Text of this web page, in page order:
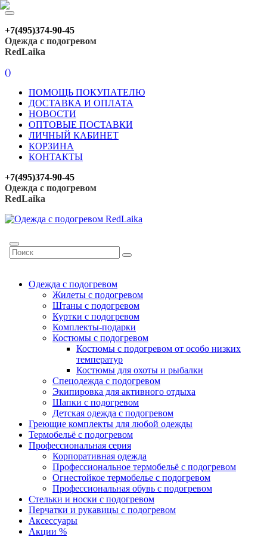
+7(495)374-90-45
Одежда с подогревом
RedLaika
()
ПОМОЩЬ ПОКУПАТЕЛЮ
ДОСТАВКА И ОПЛАТА
НОВОСТИ
ОПТОВЫЕ ПОСТАВКИ
ЛИЧНЫЙ КАБИНЕТ
КОРЗИНА
КОНТАКТЫ
+7(495)374-90-45
Одежда с подогревом
RedLaika
Одежда с подогревом
Жилеты с подогревом
Штаны с подогревом
Куртки с подогревом
Комплекты-подарки
Костюмы с подогревом
Костюмы с подогревом от особо низких
температур
Костюмы для охоты и рыбалки
Спецодежда с подогревом
Экипировка для активного отдыха
Шапки с подогревом
Детская одежда с подогревом
Греющие комплекты для любой одежды
Термобельё с подогревом
Профессиональная серия
Корпоративная одежда
Профессиональное термобельё с подогревом
Огнестойкое термобелье с подогревом
Профессиональная обувь с подогревом
Стельки и носки с подогревом
Перчатки и рукавицы с подогревом
Аксессуары
Акции %